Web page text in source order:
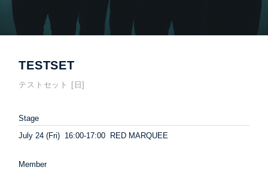
TESTSET
テストセット [日]
Stage
July 24 (Fri) 16:00-17:00 RED MARQUEE
Member